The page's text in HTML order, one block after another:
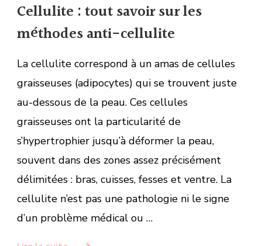
sur
les
anti-
cellulite
Cellulite : tout savoir sur les
méthodes anti-cellulite
La cellulite correspond à un amas de cellules
graisseuses (adipocytes) qui se trouvent juste
au-dessous de la peau. Ces cellules
graisseuses ont la particularité de
s’hypertrophier jusqu’à déformer la peau,
souvent dans des zones assez précisément
délimitées : bras, cuisses, fesses et ventre. La
cellulite n’est pas une pathologie ni le signe
d’un problème médical ou …